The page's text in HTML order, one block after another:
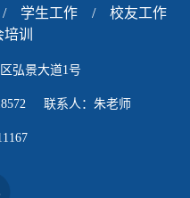
/ 学生工作 /
校友工作
训
弘景大道1号
联系人：朱老师